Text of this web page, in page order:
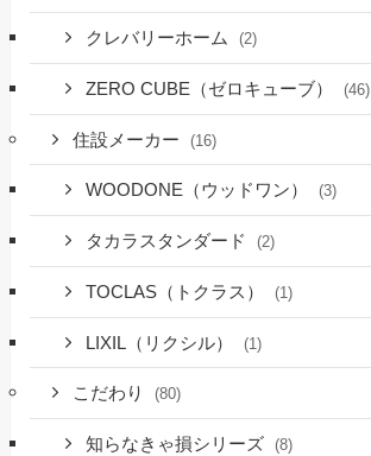
クレバリーホーム (2)
ZERO CUBE（ゼロキューブ） (46)
住設メーカー (16)
WOODONE（ウッドワン） (3)
タカラスタンダード (2)
TOCLAS（トクラス） (1)
LIXIL（リクシル） (1)
こだわり (80)
知らなきゃ損シリーズ (8)